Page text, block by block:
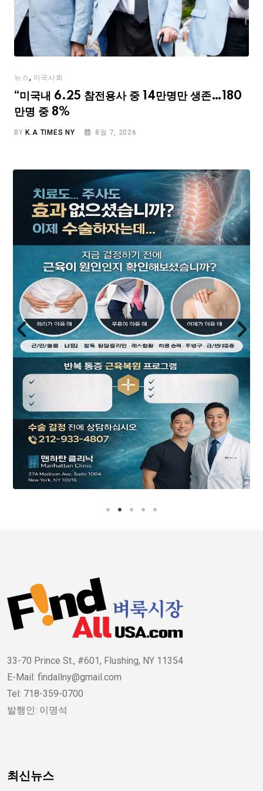
뉴스, 미국사회
“미국내 6.25 참전용사 중 14만명만 생존…180
만명 중 8%
BY K.A TIMES NY 8월 7, 2026
33-70 Prince St., #601, Flushing, NY 11354
E-Mail: findallny@gmail.com
Tel: 718-359-0700
발행인: 이명석
최신뉴스